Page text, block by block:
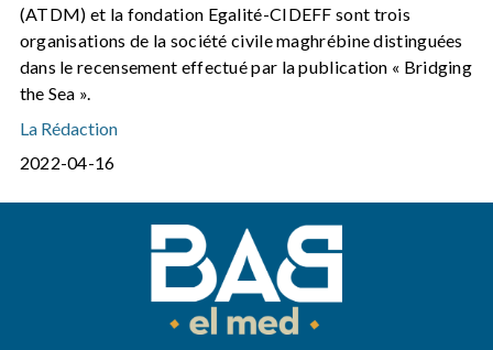
(ATDM) et la fondation Egalité-CIDEFF sont trois
organisations de la société civile maghrébine distinguées
dans le recensement effectué par la publication « Bridging
the Sea ».
La Rédaction
2022-04-16